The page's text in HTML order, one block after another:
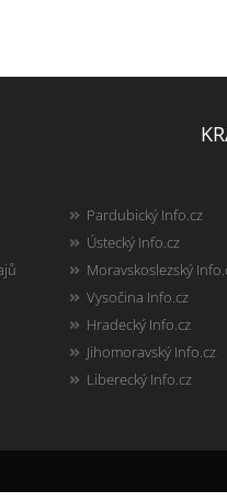
Pardubický Info.cz
Ústecký Info.cz
Moravskoslezský
Vysočina Info.cz
Hradecký Info.cz
Jihomoravský Info.cz
Liberecký Info.cz